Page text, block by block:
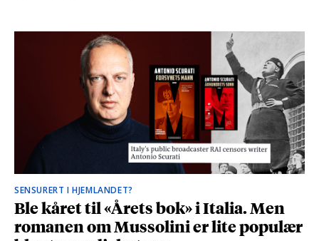
SENSURERT I HJEMLANDET?
Ble kåret til «Årets bok» i Italia. Men
romanen om Mussolini er lite populær